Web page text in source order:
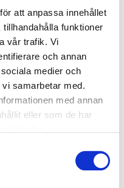
att anpassa innehållet
funktioner
vår trafik. Vi
och annan
medier och
samarbetar med.
med annan
eller som de har